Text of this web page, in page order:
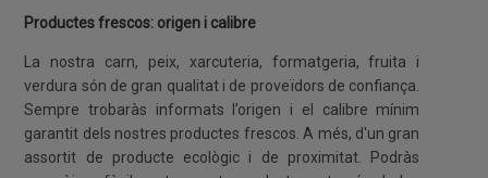
Productes frescos: origen i calibre
La nostra carn, peix, xarcuteria, formatgeria, fruita i
verdura són de gran qualitat i de proveïdors de confiança.
Sempre trobaràs informats l’origen i el calibre mínim
garantit dels nostres productes frescos. A més, d'un gran
assortit de producte ecològic i de proximitat. Podràs